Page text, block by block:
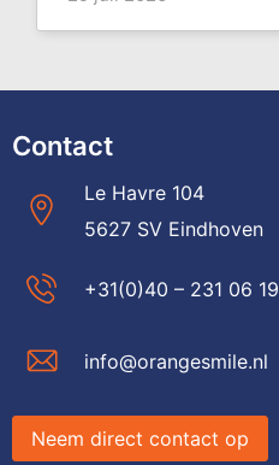
Contact
Le Havre 104
5627 SV Eindhoven
+31(0)40 – 231 06 19
info@orangesmile.nl
Neem direct contact op